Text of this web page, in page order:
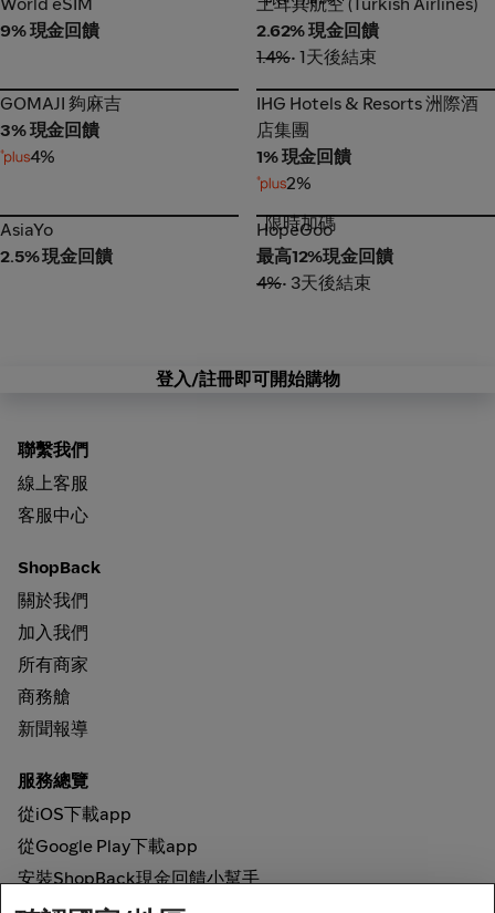
9% 現金回饋
2.62% 現金回饋
1.4%• 1天後結束
GOMAJI 夠麻吉
GOMAJI 夠麻吉
3% 現金回饋
4%
IHG Hotels & Resorts 洲際酒
店集團
IHG Hotels & Resorts 洲際酒
店集團
1% 現金回饋
2%
AsiaYo
AsiaYo
2.5% 現金回饋
HopeGoo
限時加碼
HopeGoo
最高12%現金回饋
4%• 3天後結束
登入/註冊即可開始購物
聯繫我們
線上客服
客服中心
ShopBack
關於我們
加入我們
所有商家
商務艙
新聞報導
服務總覽
從iOS下載app
從Google Play下載app
安裝ShopBack現金回饋小幫手